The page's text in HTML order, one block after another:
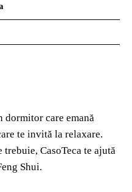
dormitor care emană
te invită la relaxare.
CasoTeca te ajută
Shui.